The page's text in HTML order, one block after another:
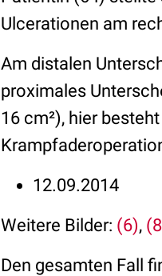
Ulcerationen am
Am distalen
proximales
16 cm²), hier
12.09.2014
Weitere Bilder: (6),
Den gesamten Fall